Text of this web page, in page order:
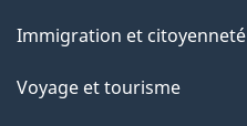
sujets
Immigration et citoyenneté
Voyage et tourisme